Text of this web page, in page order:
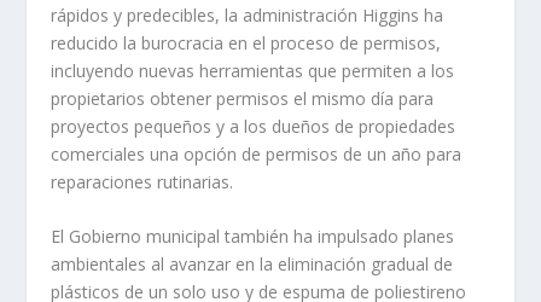
rápidos y predecibles, la administración Higgins ha
reducido la burocracia en el proceso de permisos,
incluyendo nuevas herramientas que permiten a los
propietarios obtener permisos el mismo día para
proyectos pequeños y a los dueños de propiedades
comerciales una opción de permisos de un año para
reparaciones rutinarias.
El Gobierno municipal también ha impulsado planes
ambientales al avanzar en la eliminación gradual de
plásticos de un solo uso y de espuma de poliestireno